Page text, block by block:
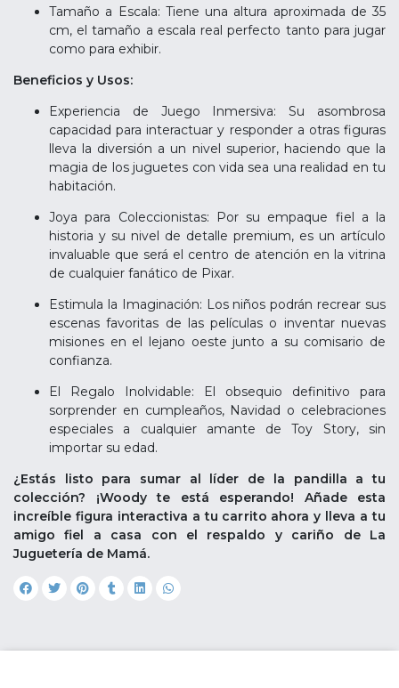
Tamaño a Escala: Tiene una altura aproximada de 35
cm, el tamaño a escala real perfecto tanto para jugar
como para exhibir.
Beneficios y Usos:
Experiencia de Juego Inmersiva: Su asombrosa
capacidad para interactuar y responder a otras figuras
lleva la diversión a un nivel superior, haciendo que la
magia de los juguetes con vida sea una realidad en tu
habitación.
Joya para Coleccionistas: Por su empaque fiel a la
historia y su nivel de detalle premium, es un artículo
invaluable que será el centro de atención en la vitrina
de cualquier fanático de Pixar.
Estimula la Imaginación: Los niños podrán recrear sus
escenas favoritas de las películas o inventar nuevas
misiones en el lejano oeste junto a su comisario de
confianza.
El Regalo Inolvidable: El obsequio definitivo para
sorprender en cumpleaños, Navidad o celebraciones
especiales a cualquier amante de Toy Story, sin
importar su edad.
¿Estás listo para sumar al líder de la pandilla a tu
colección? ¡Woody te está esperando! Añade esta
increíble figura interactiva a tu carrito ahora y lleva a tu
amigo fiel a casa con el respaldo y cariño de La
Juguetería de Mamá.